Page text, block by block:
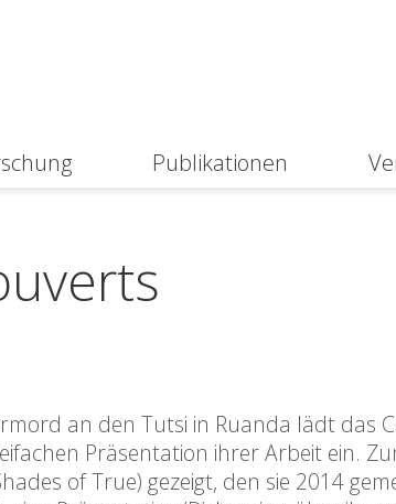
Publikationen
an den Tutsi in Ruanda lädt das
Präsentation ihrer Arbeit ein.
of True) gezeigt, den sie 2014